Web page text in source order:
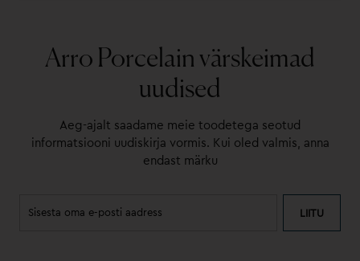
Arro Porcelain värskeimad
uudised
Aeg-ajalt saadame meie toodetega seotud
informatsiooni uudiskirja vormis. Kui oled valmis, anna
endast märku
LIITU